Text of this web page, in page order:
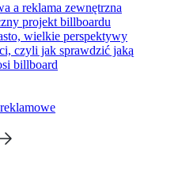
a reklama zewnętrzna
projekt billboardu
wielkie perspektywy
czyli jak sprawdzić jaką
billboard